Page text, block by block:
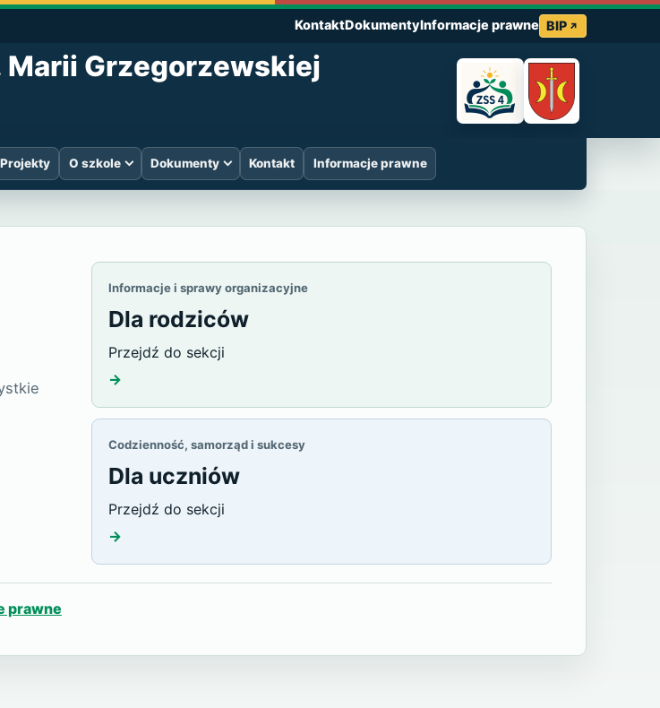
KontaktDokumentyInformacje prawne BIP
Marii Grzegorzewskiej
Projekty O szkole Dokumenty Kontakt Informacje prawne
nr 4 im. Marii
Informacje i sprawy organizacyjne
Dla rodziców
Przejdź do sekcji
→
Codzienność, samorząd i sukcesy
Dla uczniów
Przejdź do sekcji
→
prawne